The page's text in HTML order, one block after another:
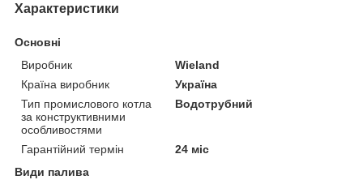
Характеристики
Основні
Виробник
Wieland
Країна виробник
Україна
Тип промислового котла
за конструктивними
особливостями
Водотрубний
Гарантійний термін
24 міс
Види палива